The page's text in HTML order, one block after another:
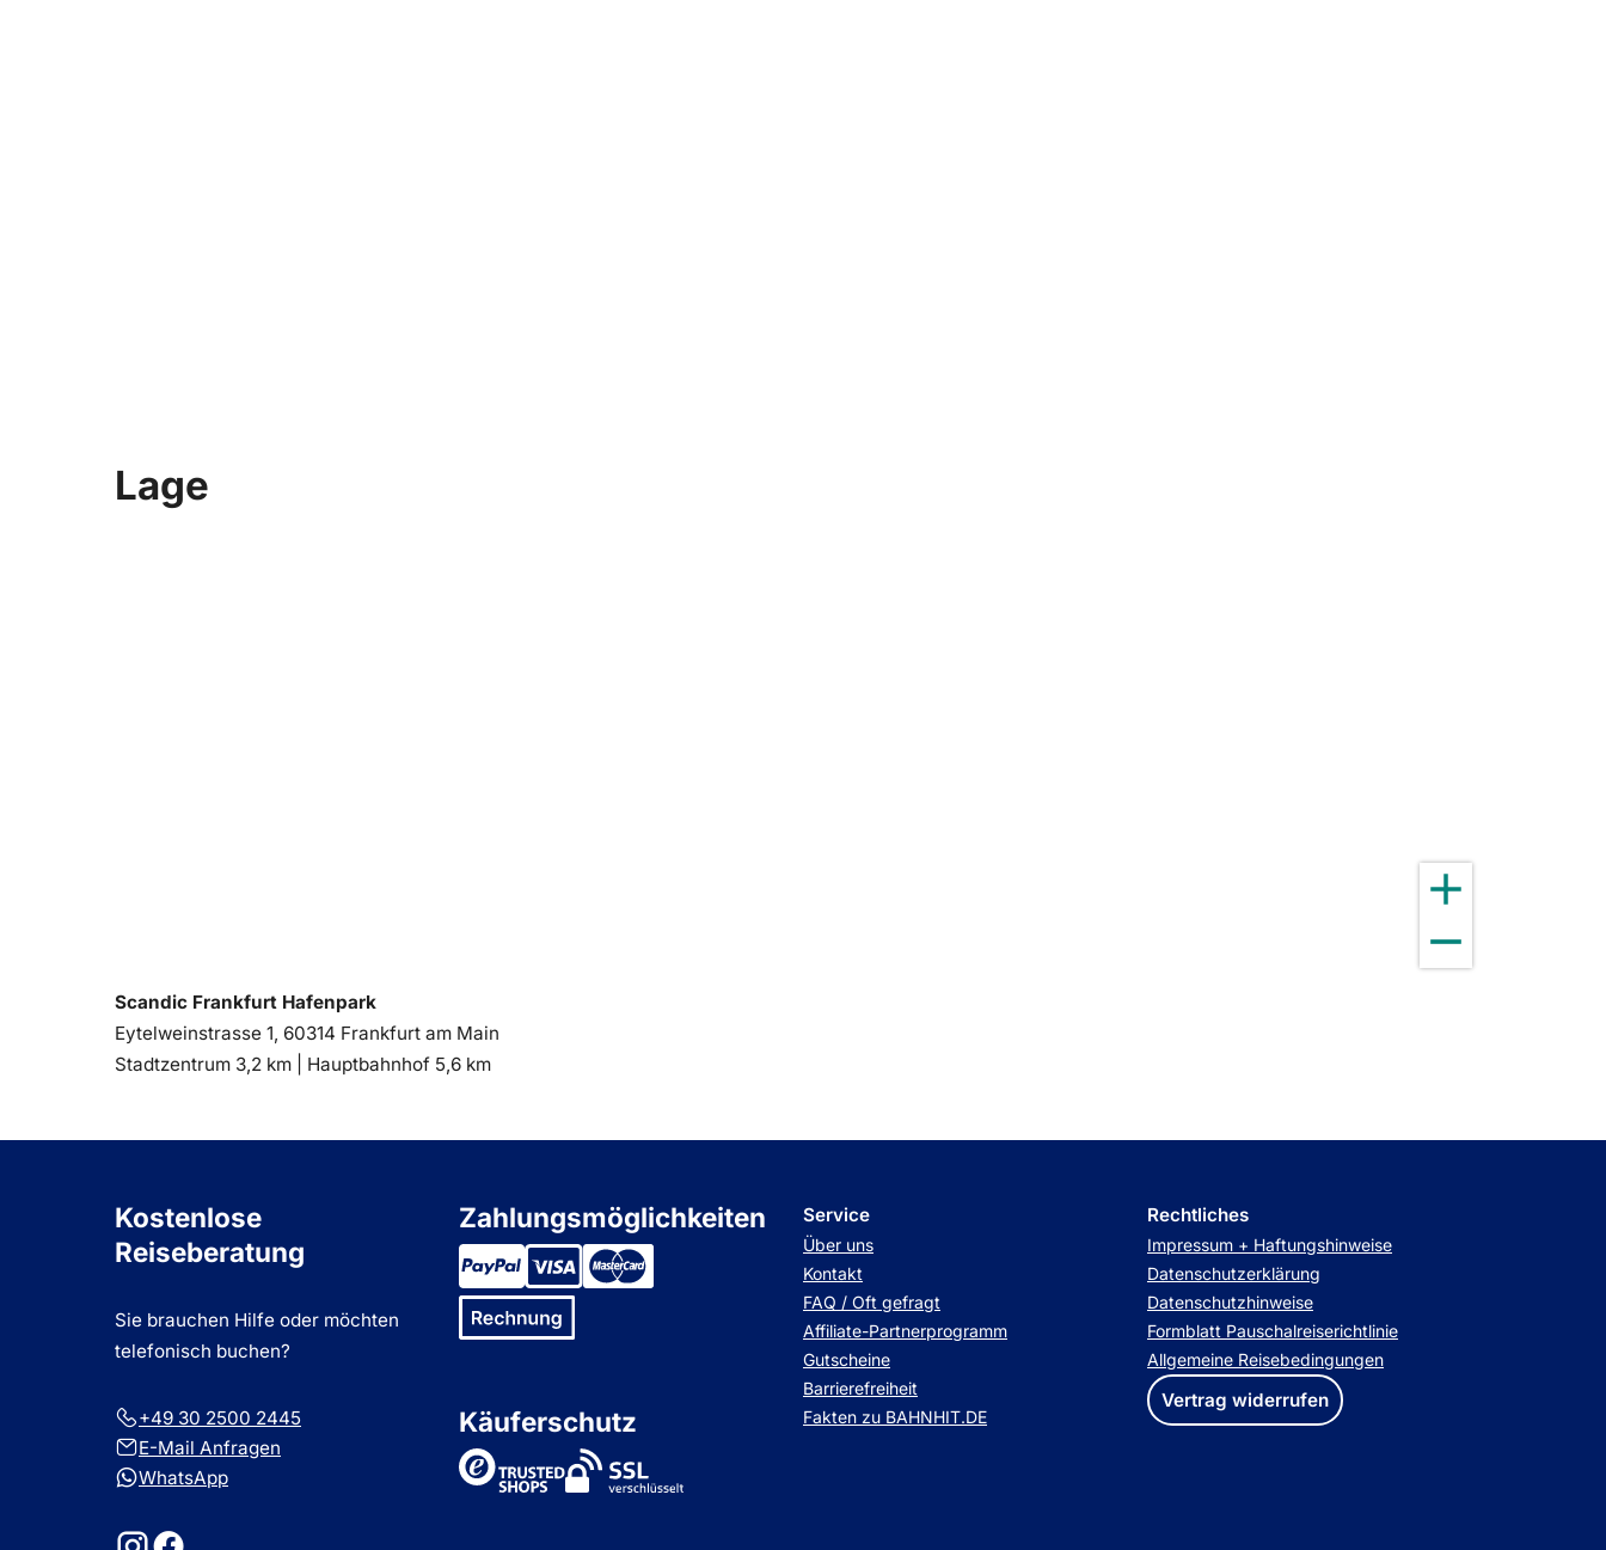
Lage
Scandic Frankfurt Hafenpark
Eytelweinstrasse 1, 60314 Frankfurt am Main
Entfernung
Stadtzentrum 3,2 km | Entfernung
Hauptbahnhof 5,6 km
Kostenlose
Reiseberatung
Sie brauchen Hilfe oder möchten
telefonisch buchen?
+49 30 2500 2445
E-Mail Anfragen
WhatsApp
InstagramFacebook
Zahlungsmöglichkeiten
Käuferschutz
TrustedShops
Service
Über uns
Kontakt
FAQ / Oft gefragt
Affiliate-Partnerprogramm
Gutscheine
Barrierefreiheit
Fakten zu BAHNHIT.DE
Rechtliches
Impressum + Haftungshinweise
Datenschutzerklärung
Datenschutzhinweise
Formblatt Pauschalreiserichtlinie
Allgemeine Reisebedingungen
Vertrag widerrufen